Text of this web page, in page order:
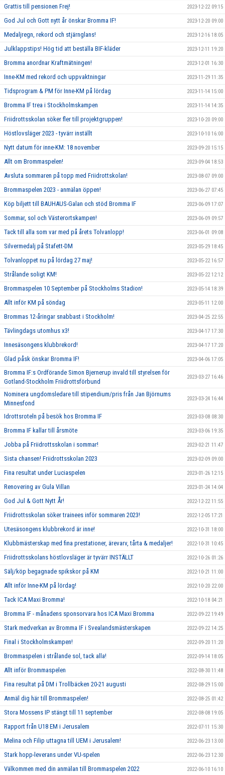
Grattis till pensionen Frej! 2023-12-22 09:15
God Jul och Gott nytt år önskar Bromma IF! 2023-12-20 09:00
Medaljregn, rekord och stjärnglans! 2023-12-16 18:05
Julklappstips! Hög tid att beställa BIF-kläder 2023-12-11 19:20
Bromma anordnar Kraftmätningen! 2023-12-01 16:30
Inne-KM med rekord och uppvaktningar 2023-11-29 11:35
Tidsprogram & PM för Inne-KM på lördag 2023-11-14 15:00
Bromma IF trea i Stockholmskampen 2023-11-14 14:35
Friidrottsskolan söker fler till projektgruppen! 2023-10-20 09:00
Höstlovsläger 2023 - tyvärr inställt 2023-10-10 16:00
Nytt datum för inne-KM: 18 november 2023-09-20 15:15
Allt om Brommaspelen! 2023-09-04 18:53
Avsluta sommaren på topp med Friidrottskolan! 2023-08-07 09:00
Brommaspelen 2023 - anmälan öppen! 2023-06-27 07:45
Köp biljett till BAUHAUS-Galan och stöd Bromma IF 2023-06-09 17:07
Sommar, sol och Västerortskampen! 2023-06-09 09:57
Tack till alla som var med på årets Tolvanlopp! 2023-06-01 09:08
Silvermedalj på Stafett-DM 2023-05-29 18:45
Tolvanloppet nu på lördag 27 maj! 2023-05-22 16:57
Strålande soligt KM! 2023-05-22 12:12
Brommaspelen 10 September på Stockholms Stadion! 2023-05-14 18:39
Allt inför KM på söndag 2023-05-11 12:00
Brommas 12-åringar snabbast i Stockholm! 2023-04-25 22:55
Tävlingdags utomhus x3! 2023-04-17 17:30
Innesäsongens klubbrekord! 2023-04-17 17:20
Glad påsk önskar Bromma IF! 2023-04-06 17:05
Bromma IF:s Ordförande Simon Bjernerup invald till styrelsen för
Gotland-Stockholm Friidrottsförbund
2023-03-27 16:46
Nominera ungdomsledare till stipendium/pris från Jan Björnums
Minnesfond
2023-03-24 16:44
Idrottsroteln på besök hos Bromma IF 2023-03-08 08:30
Bromma IF kallar till årsmöte 2023-03-06 19:35
Jobba på Friidrottsskolan i sommar! 2023-02-21 11:47
Sista chansen! Friidrottsskolan 2023 2023-02-09 09:00
Fina resultat under Luciaspelen 2023-01-26 12:15
Renovering av Gula Villan 2023-01-24 14:04
God Jul & Gott Nytt År! 2022-12-22 11:55
Friidrottsskolan söker trainees inför sommaren 2023! 2022-12-05 17:21
Utesäsongens klubbrekord är inne! 2022-10-31 18:00
Klubbmästerskap med fina prestationer, ärevarv, tårta & medaljer! 2022-10-31 10:45
Friidrottsskolans höstlovsläger är tyvärr INSTÄLLT 2022-10-26 01:26
Sälj/köp begagnade spikskor på KM 2022-10-21 11:00
Allt inför Inne-KM på lördag! 2022-10-20 22:00
Tack ICA Maxi Bromma! 2022-10-18 04:21
Bromma IF - månadens sponsorvara hos ICA Maxi Bromma 2022-09-22 19:49
Stark medverkan av Bromma IF i Svealandsmästerskapen 2022-09-22 14:25
Final i Stockholmskampen! 2022-09-20 11:20
Brommaspelen i strålande sol, tack alla! 2022-09-14 18:05
Allt inför Brommaspelen 2022-08-30 11:48
Fina resultat på DM i Trollbäcken 20-21 augusti 2022-08-29 15:00
Anmäl dig här till Brommaspelen! 2022-08-25 01:42
Stora Mossens IP stängt till 11 september 2022-08-08 19:05
Rapport från U18 EM i Jerusalem 2022-07-11 15:30
Melina och Filip uttagna till UEM i Jerusalem! 2022-06-23 13:00
Stark hopp-leverans under VU-spelen 2022-06-23 12:30
Välkommen med din anmälan till Brommaspelen 2022 2022-06-10 16:10